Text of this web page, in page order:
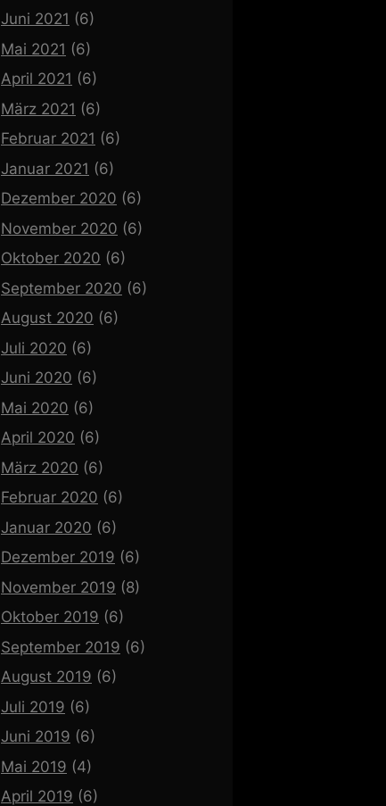
Juni 2021 (6)
Mai 2021 (6)
April 2021 (6)
März 2021 (6)
Februar 2021 (6)
Januar 2021 (6)
Dezember 2020 (6)
November 2020 (6)
Oktober 2020 (6)
September 2020 (6)
August 2020 (6)
Juli 2020 (6)
Juni 2020 (6)
Mai 2020 (6)
April 2020 (6)
März 2020 (6)
Februar 2020 (6)
Januar 2020 (6)
Dezember 2019 (6)
November 2019 (8)
Oktober 2019 (6)
September 2019 (6)
August 2019 (6)
Juli 2019 (6)
Juni 2019 (6)
Mai 2019 (4)
April 2019 (6)